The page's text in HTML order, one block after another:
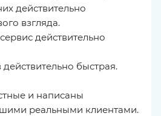
действительно
взгляда.
действительно
действительно быстрая.
и написаны
реальными клиентами.